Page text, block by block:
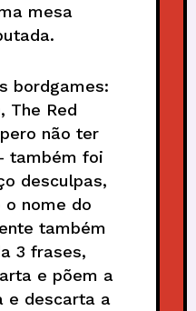
mesa
bordgames:
The Red
não ter
também foi
desculpas,
o nome do
também
3 frases,
e põem a
e descarta a